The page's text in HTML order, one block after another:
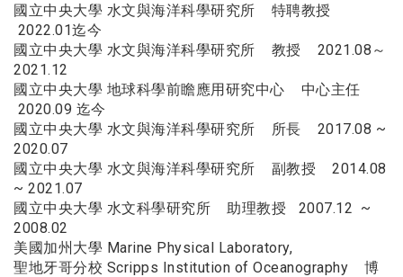
國立中央大學 水文與海洋科學研究所 特聘教授
2022.01迄今
國立中央大學 水文與海洋科學研究所 教授 2021.08～
2021.12
國立中央大學 地球科學前瞻應用研究中心 中心主任
2020.09 迄今
國立中央大學 水文與海洋科學研究所 所長 2017.08 ~
2020.07
國立中央大學 水文與海洋科學研究所 副教授 2014.08
~ 2021.07
國立中央大學 水文科學研究所 助理教授 2007.12 ~
2008.02
美國加州大學 Marine Physical Laboratory,
聖地牙哥分校 Scripps Institution of Oceanography 博